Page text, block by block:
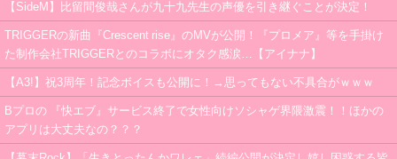
【SideM】比留間俊哉さんが九十九先生の声優を引き継ぐことが決定！
TRIGGERの新曲『Crescent rise』のMVが公開！『プロメア』等を手掛け
た制作会社TRIGGERとのコラボにオタク感涙…【アイナナ】
【A3!】祝3周年！記念ボイスも公開に！→思ってもない不具合がｗｗｗ
Bプロの 『快エブ』サービス終了で女性向けソシャゲ界隈激震！！ほかの
アプリは大丈夫なの？？？